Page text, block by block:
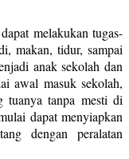
melakukan tugas-
makan, tidur, sampai
anak sekolah dan
awal masuk sekolah,
tuanya tanpa mesti di
dapat menyiapkan
dengan peralatan